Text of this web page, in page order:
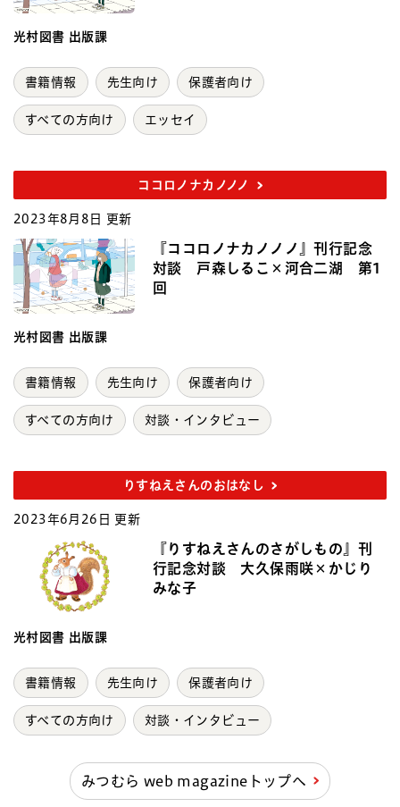
光村図書 出版課
書籍情報 先生向け 保護者向け
すべての方向け エッセイ
ココロノナカノノノ
2023年8月8日 更新
『ココロノナカノノノ』刊行記念
対談 戸森しるこ×河合二湖 第1
回
光村図書 出版課
書籍情報 先生向け 保護者向け
すべての方向け 対談・インタビュー
りすねえさんのおはなし
2023年6月26日 更新
『りすねえさんのさがしもの』刊
行記念対談 大久保雨咲×かじり
みな子
光村図書 出版課
書籍情報 先生向け 保護者向け
すべての方向け 対談・インタビュー
みつむら web magazineトップへ